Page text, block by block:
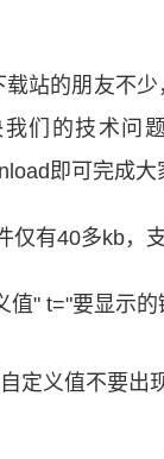
载站的朋友不
我们的技术问
即可完成大
仅有40多kb，
值" t="要显示的
定义值不要出